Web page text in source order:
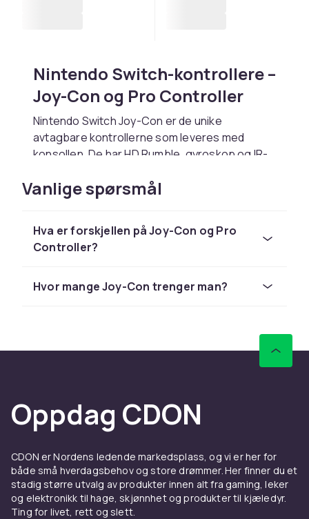
Nintendo Switch-kontrollere –
Joy-Con og Pro Controller
Nintendo Switch Joy-Con er de unike
avtagbare kontrollerne som leveres med
konsollen. De har HD Rumble, gyroskop og IR-
Controller har ergonomisk design og opptil 40
timers batteritid og NFC for Amiibo.
Tredjeparts og kompatibilitet
trenger ikke lades. Rengjør Joy-Con
Hos CDON finner du Nintendo-produkter til
konkurransedyktige priser med rask levering
Vanlige spørsmål
Hva er forskjellen på Joy-Con og Pro
Controller?
Hvor mange Joy-Con trenger man?
Oppdag CDON
CDON er Nordens ledende markedsplass, og vi er her for
både små hverdagsbehov og store drømmer. Her finner du et
stadig større utvalg av produkter innen alt fra gaming, leker
og elektronikk til hage, skjønnhet og produkter til kjæledyr.
Ting for livet, rett og slett.